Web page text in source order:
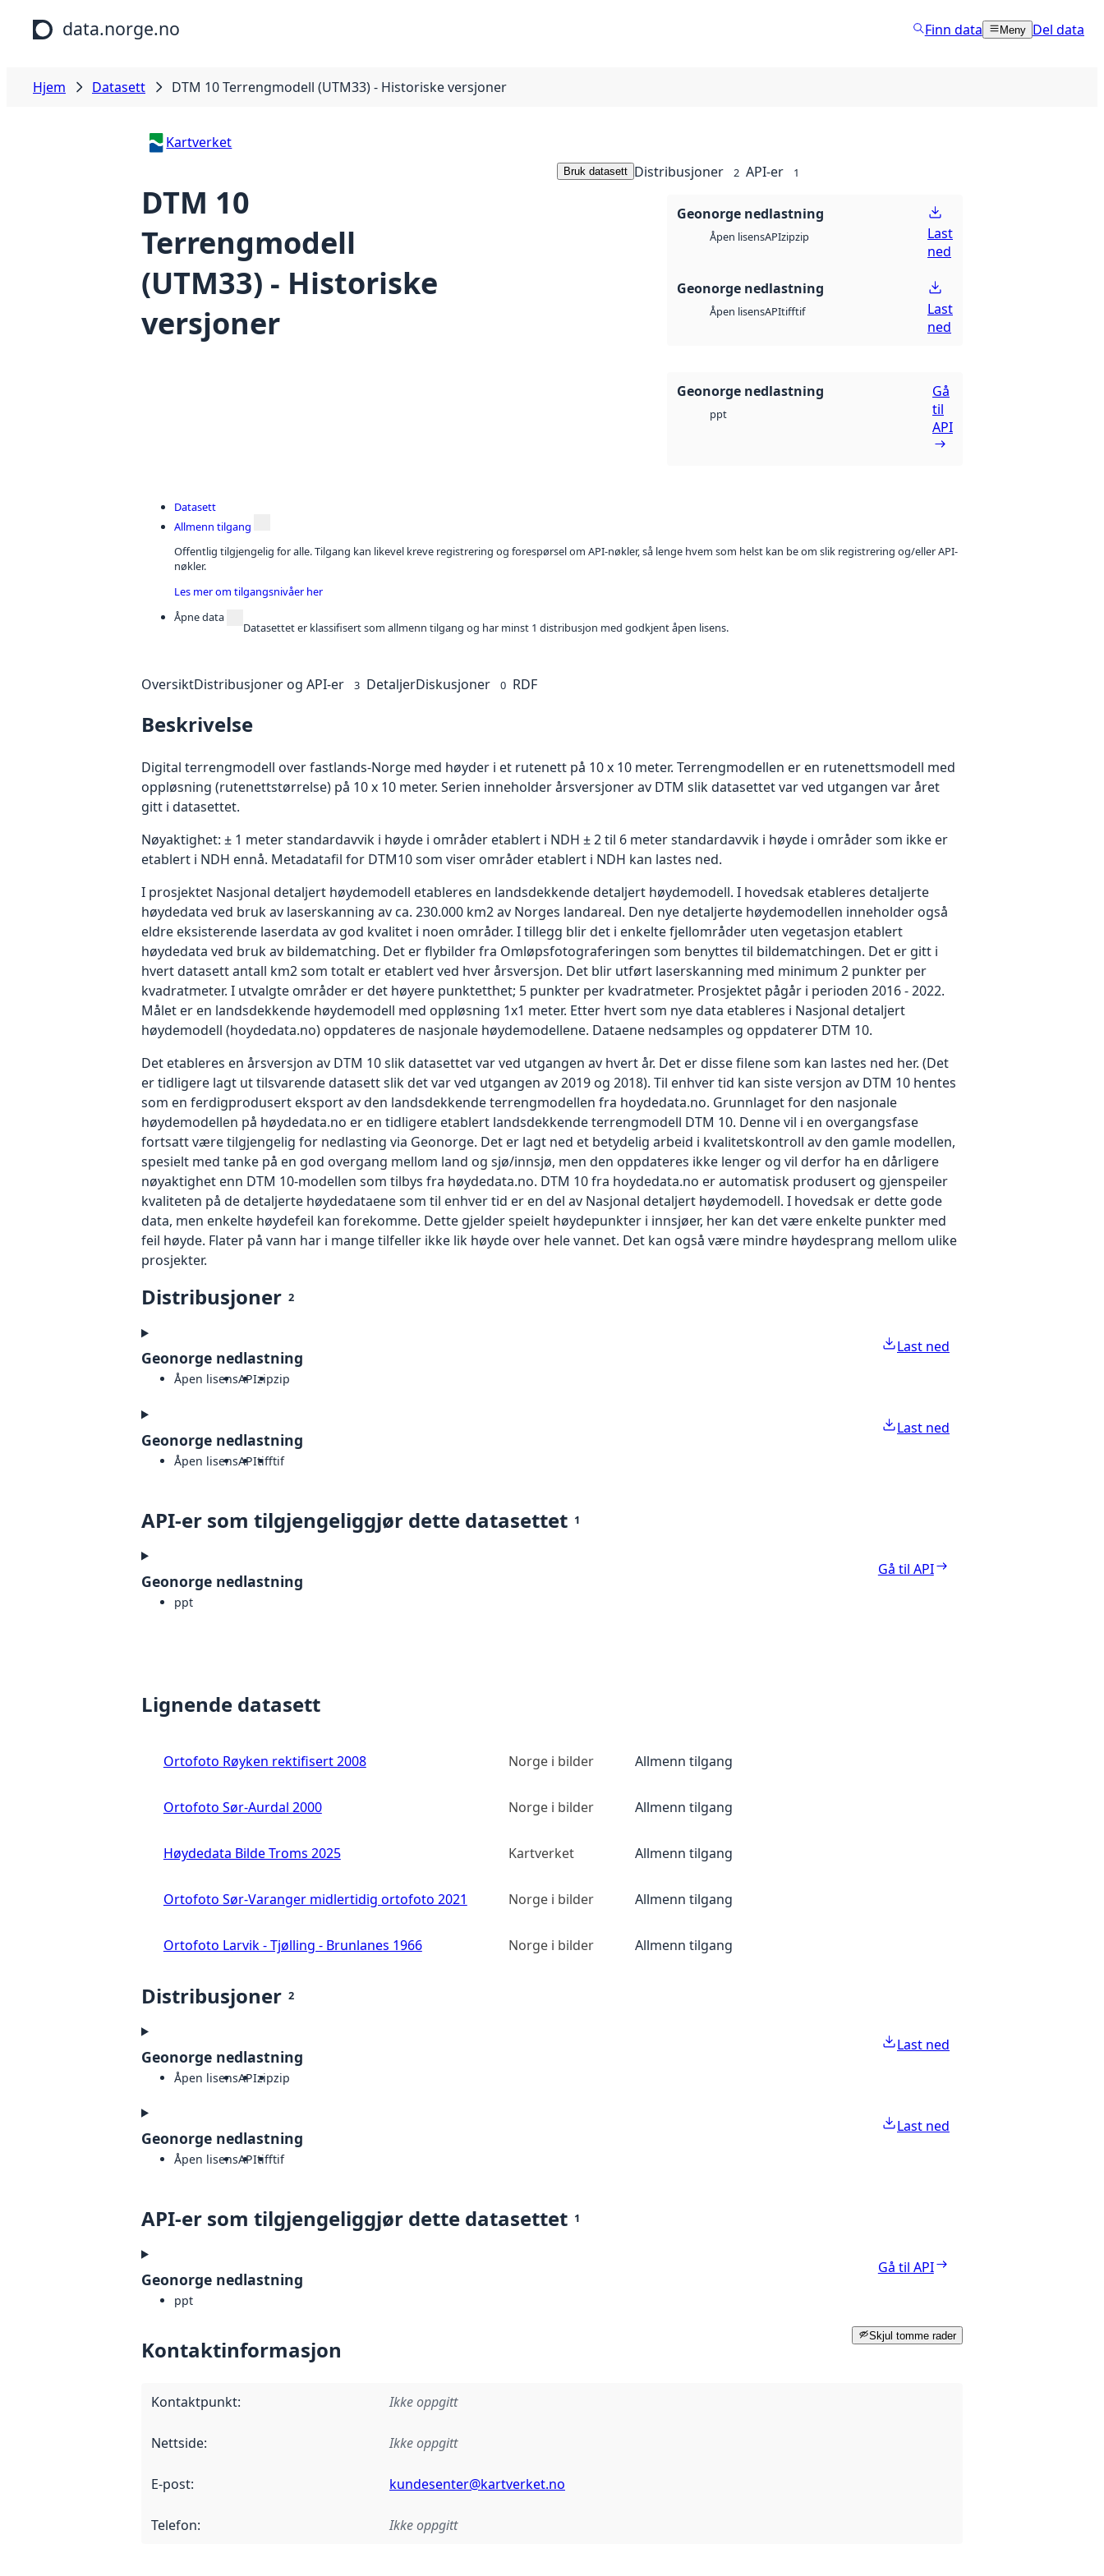
Hopp til hovedinnhold
data.norge.no Finn data Meny Del data
Hjem Datasett DTM 10 Terrengmodell (UTM33) - Historiske versjoner
Kartverket
DTM 10
Terrengmodell
(UTM33) - Historiske
versjoner
Bruk datasett Distribusjoner 2 API-er 1
Geonorge nedlastning
Åpen lisensAPIzipzip
Last
ned
Geonorge nedlastning
Åpen lisensAPItifftif
Last
ned
Geonorge nedlastning
ppt
Gå
til
API
Datasett
Allmenn tilgang
Offentlig tilgjengelig for alle. Tilgang kan likevel kreve registrering og forespørsel om API-nøkler, så lenge hvem som helst kan be om slik registrering og/eller API-
nøkler.
Les mer om tilgangsnivåer her
Åpne data
Datasettet er klassifisert som allmenn tilgang og har minst 1 distribusjon med godkjent åpen lisens.
OversiktDistribusjoner og API-er 3 DetaljerDiskusjoner 0 RDF
Beskrivelse
Digital terrengmodell over fastlands-Norge med høyder i et rutenett på 10 x 10 meter. Terrengmodellen er en rutenettsmodell med
oppløsning (rutenettstørrelse) på 10 x 10 meter. Serien inneholder årsversjoner av DTM slik datasettet var ved utgangen var året
gitt i datasettet.
Nøyaktighet: ± 1 meter standardavvik i høyde i områder etablert i NDH ± 2 til 6 meter standardavvik i høyde i områder som ikke er
etablert i NDH ennå. Metadatafil for DTM10 som viser områder etablert i NDH kan lastes ned.
I prosjektet Nasjonal detaljert høydemodell etableres en landsdekkende detaljert høydemodell. I hovedsak etableres detaljerte
høydedata ved bruk av laserskanning av ca. 230.000 km2 av Norges landareal. Den nye detaljerte høydemodellen inneholder også
eldre eksisterende laserdata av god kvalitet i noen områder. I tillegg blir det i enkelte fjellområder uten vegetasjon etablert
høydedata ved bruk av bildematching. Det er flybilder fra Omløpsfotograferingen som benyttes til bildematchingen. Det er gitt i
hvert datasett antall km2 som totalt er etablert ved hver årsversjon. Det blir utført laserskanning med minimum 2 punkter per
kvadratmeter. I utvalgte områder er det høyere punktetthet; 5 punkter per kvadratmeter. Prosjektet pågår i perioden 2016 - 2022.
Målet er en landsdekkende høydemodell med oppløsning 1x1 meter. Etter hvert som nye data etableres i Nasjonal detaljert
høydemodell (hoydedata.no) oppdateres de nasjonale høydemodellene. Dataene nedsamples og oppdaterer DTM 10.
Det etableres en årsversjon av DTM 10 slik datasettet var ved utgangen av hvert år. Det er disse filene som kan lastes ned her. (Det
er tidligere lagt ut tilsvarende datasett slik det var ved utgangen av 2019 og 2018). Til enhver tid kan siste versjon av DTM 10 hentes
som en ferdigprodusert eksport av den landsdekkende terrengmodellen fra hoydedata.no. Grunnlaget for den nasjonale
høydemodellen på høydedata.no er en tidligere etablert landsdekkende terrengmodell DTM 10. Denne vil i en overgangsfase
fortsatt være tilgjengelig for nedlasting via Geonorge. Det er lagt ned et betydelig arbeid i kvalitetskontroll av den gamle modellen,
spesielt med tanke på en god overgang mellom land og sjø/innsjø, men den oppdateres ikke lenger og vil derfor ha en dårligere
nøyaktighet enn DTM 10-modellen som tilbys fra høydedata.no. DTM 10 fra hoydedata.no er automatisk produsert og gjenspeiler
kvaliteten på de detaljerte høydedataene som til enhver tid er en del av Nasjonal detaljert høydemodell. I hovedsak er dette gode
data, men enkelte høydefeil kan forekomme. Dette gjelder speielt høydepunkter i innsjøer, her kan det være enkelte punkter med
feil høyde. Flater på vann har i mange tilfeller ikke lik høyde over hele vannet. Det kan også være mindre høydesprang mellom ulike
prosjekter.
Distribusjoner 2
Geonorge nedlastning
Åpen lisensAPIzipzip
Last ned
Geonorge nedlastning
Åpen lisensAPItifftif
Last ned
API-er som tilgjengeliggjør dette datasettet 1
Geonorge nedlastning
ppt
Gå til API
Lignende datasett
Ortofoto Røyken rektifisert 2008 Norge i bilder Allmenn tilgang
Ortofoto Sør-Aurdal 2000 Norge i bilder Allmenn tilgang
Høydedata Bilde Troms 2025 Kartverket Allmenn tilgang
Ortofoto Sør-Varanger midlertidig ortofoto 2021 Norge i bilder Allmenn tilgang
Ortofoto Larvik - Tjølling - Brunlanes 1966 Norge i bilder Allmenn tilgang
Distribusjoner 2
Geonorge nedlastning
Åpen lisensAPIzipzip
Last ned
Geonorge nedlastning
Åpen lisensAPItifftif
Last ned
API-er som tilgjengeliggjør dette datasettet 1
Geonorge nedlastning
ppt
Gå til API
Skjul tomme rader
Kontaktinformasjon
Kontaktpunkt: Ikke oppgitt
Nettside: Ikke oppgitt
E-post: kundesenter@kartverket.no
Telefon: Ikke oppgitt